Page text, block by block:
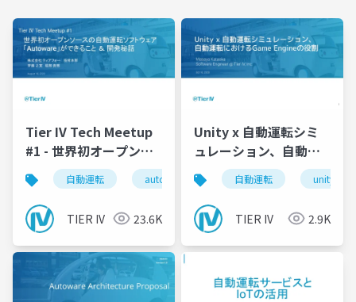
Tier IV Tech Meetup
#1 - 世界初オープンソ
ースの自動運転ソフト
ウェア「Autoware」
ができること ＆ 開発秘
話 -
自動運転 autoware tieriv
TIER IV 23.6K
Unity x 自動運転シミ
ュレーション、自動運
転におけるGame
Engineの役割
自動運転 unity
TIER IV 2.9K